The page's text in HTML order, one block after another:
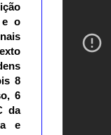
e o
8
6
da
e